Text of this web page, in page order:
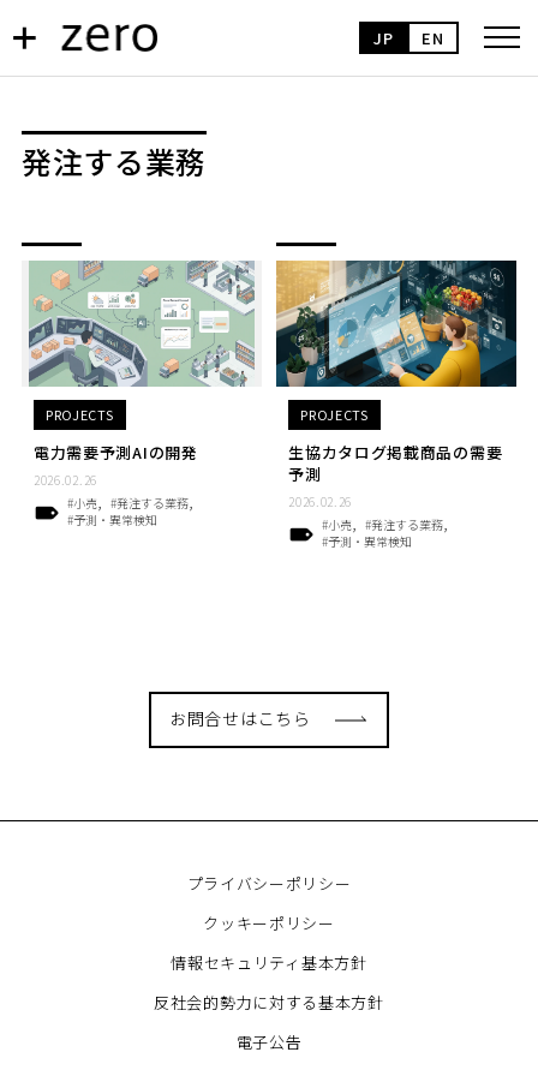
JP EN
発注する業務
PROJECTS
電力需要予測AIの開発
2026.02.26
#小売
#発注する業務
#予測・異常検知
PROJECTS
生協カタログ掲載商品の需要
予測
2026.02.26
#小売
#発注する業務
#予測・異常検知
お問合せはこちら
プライバシーポリシー
クッキーポリシー
情報セキュリティ基本方針
反社会的勢力に対する基本方針
電子公告